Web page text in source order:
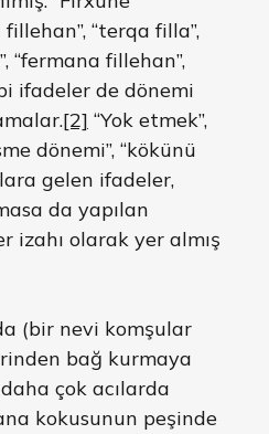
“terqa filla”,
“fermana fillehan”,
ifadeler de dönemi
[2] “Yok etmek”,
dönemi”, “kökünü
gelen ifadeler,
da yapılan
izahı olarak yer almış
(bir nevi komşular
bağ kurmaya
çok acılarda
kokusunun peşinde